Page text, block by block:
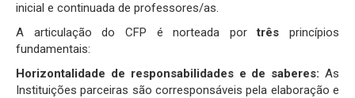
inicial e continuada de professores/as.
A articulação do CFP é norteada portrês princípios
fundamentais:
Horizontalidade de responsabilidades e de saberes: As
Instituições parceiras são corresponsáveis pela elaboração e